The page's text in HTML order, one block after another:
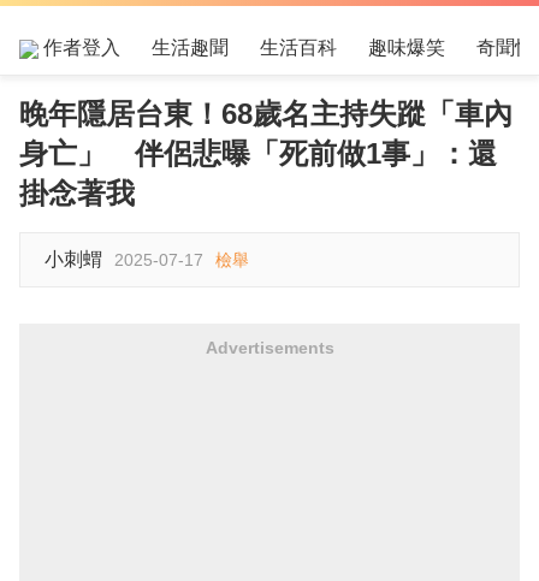
作者登入 生活趣聞 生活百科 趣味爆笑 奇聞怪
晚年隱居台東！68歲名主持失蹤「車內
身亡」 伴侶悲曝「死前做1事」：還
掛念著我
小刺蝟 2025-07-17 檢舉
Advertisements